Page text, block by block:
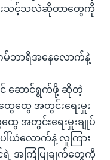
ားသင့်သလဲဆိုတာတွေကို
မ်ဘာရီအနေလောက်နဲ့
ဆောင်ရွက်ဖို့ ဆိုတဲ့
ထွေထွေ အတွင်းရေးမှူး
အတွင်းရေးမှူးချုပ်
ယံလောက်နဲ့ လူကြား
အကြံပြုချက်တွေကို